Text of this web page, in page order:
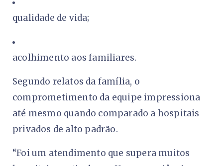
qualidade de vida;
acolhimento aos familiares.
Segundo relatos da família, o
comprometimento da equipe impressiona
até mesmo quando comparado a hospitais
privados de alto padrão.
“Foi um atendimento que supera muitos